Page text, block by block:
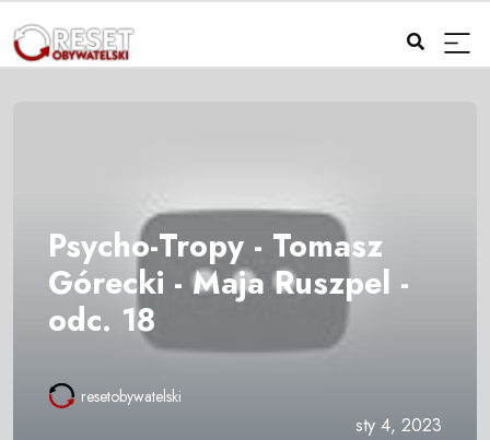
Psycho-Tropy - Tomasz
Górecki - Maja Ruszpel -
odc. 18
resetobywatelski
sty 4, 2023